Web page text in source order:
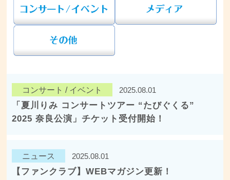
コンサート / イベント 2025.08.01
「夏川りみ コンサートツアー “たびぐくる”
2025 奈良公演」チケット受付開始！
ニュース 2025.08.01
【ファンクラブ】WEBマガジン更新！